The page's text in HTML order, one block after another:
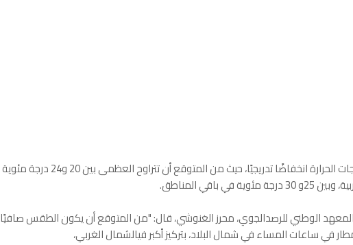
ومن المتوقع أن تشهد درجات الحرارة انخفاضًا تدريجيًا، حيث من المتوقع أن تتراوح العظمى بين 20 و24 درجة مئوية
باقي المناطق.
الوطني للرصدالجوي، محرز الغنوشي، قال: "من المتوقع أن يكون الطقس صافيًا
في ساعات المساء في شمال البلاد، بتركيز أكبر فيالشمال الغربي،